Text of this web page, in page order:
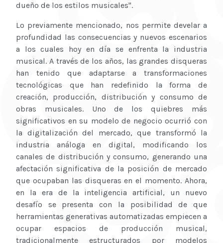
dueño de los estilos musicales".
Lo previamente mencionado, nos permite develar a
profundidad las consecuencias y nuevos escenarios
a los cuales hoy en día se enfrenta la industria
musical. A través de los años, las grandes disqueras
han tenido que adaptarse a transformaciones
tecnológicas que han redefinido la forma de
creación, producción, distribución y consumo de
obras musicales. Uno de los quiebres más
significativos en su modelo de negocio ocurrió con
la digitalización del mercado, que transformó la
industria análoga en digital, modificando los
canales de distribución y consumo, generando una
afectación significativa de la posición de mercado
que ocupaban las disqueras en el momento. Ahora,
en la era de la inteligencia artificial, un nuevo
desafío se presenta con la posibilidad de que
herramientas generativas automatizadas empiecen a
ocupar espacios de producción musical,
tradicionalmente estructurados por modelos